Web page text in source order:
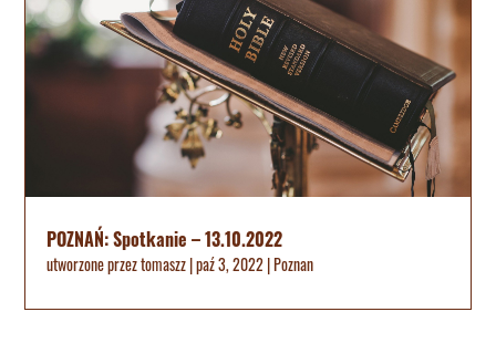
POZNAŃ: Spotkanie – 13.10.2022
utworzone przeztomaszz|paź 3, 2022|Poznan